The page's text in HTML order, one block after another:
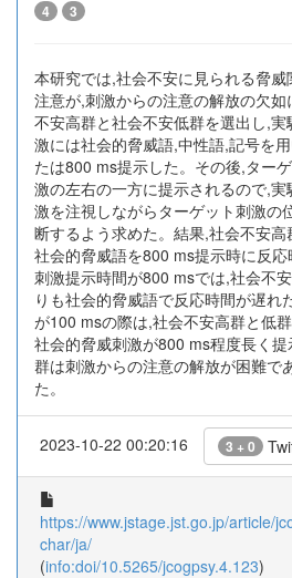
4 3
本研究では,社会不安に見られる脅
注意が,刺激からの注意の解放の欠
不安高群と社会不安低群を選出し,
激には社会的脅威語,中性語,記号を
たは800 ms提示した。その後,ター
激の左右の一方に提示されるので,
激を注視しながらターゲット刺激の
断するよう求めた。結果,社会不安
社会的脅威語を800 ms提示時に反
刺激提示時間が800 msでは,社会不
りも社会的脅威語で反応時間が遅れ
が100 msの際は,社会不安高群と低
社会的脅威刺激が800 ms程度長く
群は刺激からの注意の解放が困難で
た。
2023-10-22 00:20:16 3 + 0
https://www.jstage.jst.go.jp/article/
char/ja/
(info:doi/10.5265/jcogpsy.4.123)